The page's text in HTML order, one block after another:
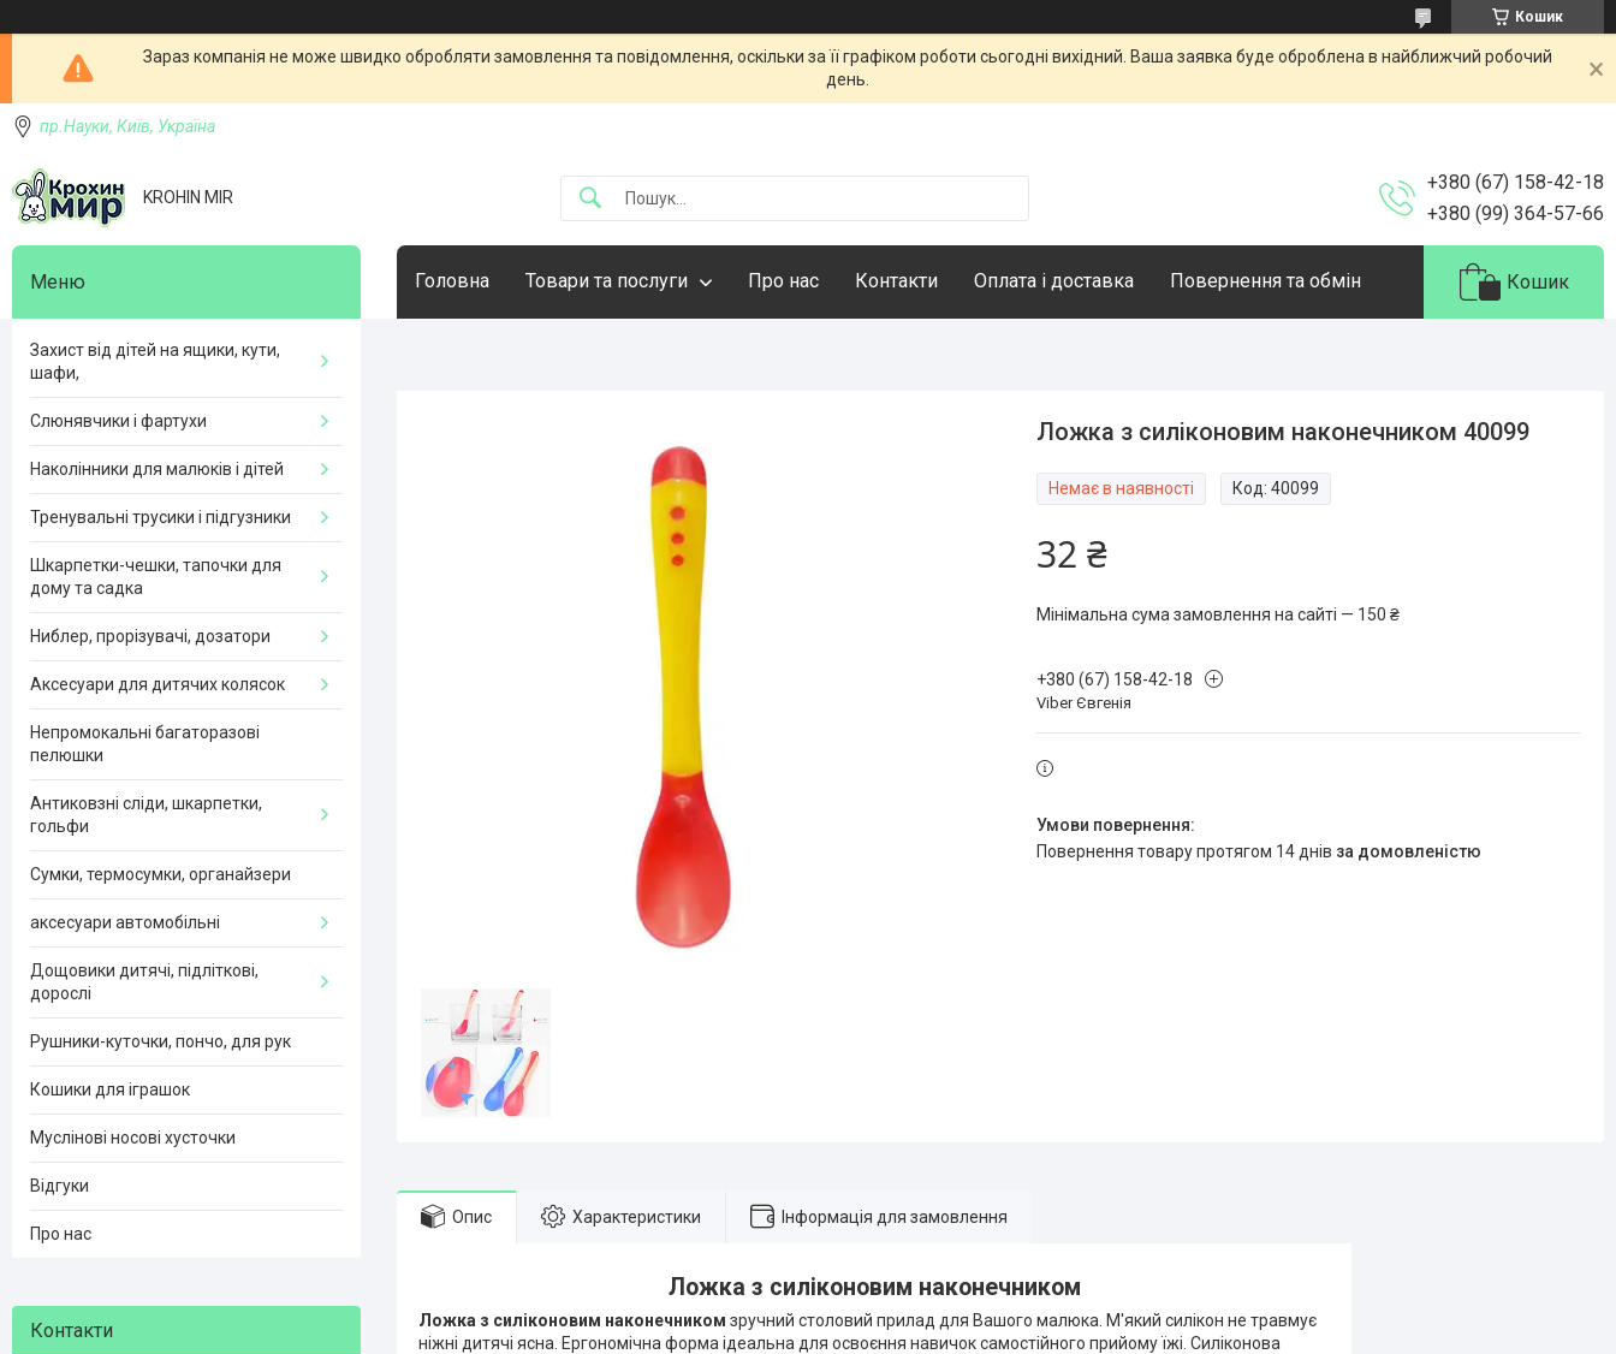
Кошик
Зараз компанія не може швидко обробляти замовлення та повідомлення, оскільки за її графіком роботи сьогодні вихідний. Ваша заявка буде оброблена в найближчий робочий
день.
пр.Науки, Київ, Україна
KROHIN MIR
+380 (67) 158-42-18
+380 (99) 364-57-66
Головна Товари та послуги Про нас Контакти Оплата і доставка Повернення та обмін Кошик
Ложка з силіконовим наконечником 40099
Немає в наявності Код:40099
32 ₴
Мінімальна сума замовлення на сайті — 150 ₴
+380 (67) 158-42-18
Viber Євгенія
повернення товару протягом 14 днів за домовленістю
Опис Характеристики Інформація для замовлення
Ложка з силіконовим наконечником
Ложка з силіконовим наконечником зручний столовий прилад для Вашого малюка. М'який силікон не травмує
ніжні дитячі ясна. Ергономічна форма ідеальна для освоєння навичок самостійного прийому їжі. Силіконова
Захист від дітей на ящики, кути,
шафи,
Слюнявчики і фартухи
Наколінники для малюків і дітей
Тренувальні трусики і підгузники
Шкарпетки-чешки, тапочки для
дому та садка
Ниблер, прорізувачі, дозатори
Аксесуари для дитячих колясок
Непромокальні багаторазові
пелюшки
Антиковзні сліди, шкарпетки,
гольфи
Сумки, термосумки, органайзери
аксесуари автомобільні
Дощовики дитячі, підліткові,
дорослі
Рушники-куточки, пончо, для рук
Кошики для іграшок
Муслінові носові хусточки
Відгуки
Про нас